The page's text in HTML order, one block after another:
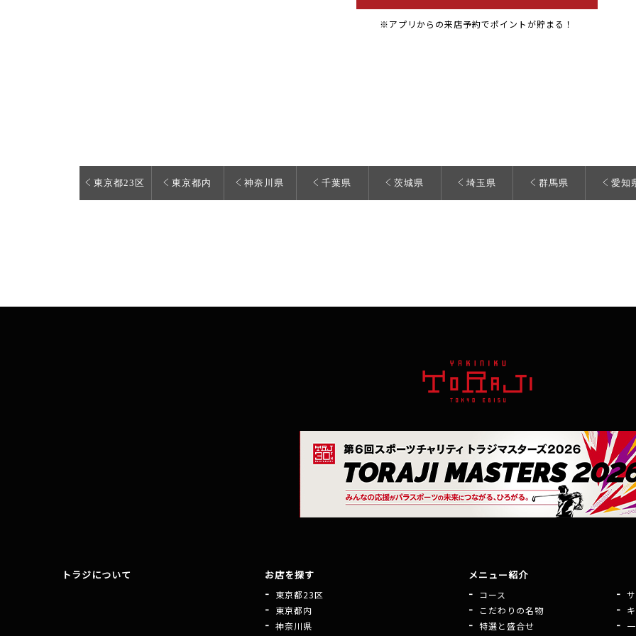
※アプリからの来店予約でポイントが貯まる！
東京都23区 東京都内 神奈川県 千葉県 茨城県 埼玉県 群馬県 愛知
トラジについて お店を探す
東京都23区
東京都内
神奈川県
メニュー紹介
コース
こだわりの名物
特選と盛合せ